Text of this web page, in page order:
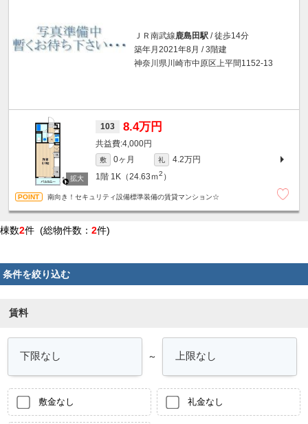
ＪＲ南武線鹿島田駅 / 徒歩14分
築年月2021年8月 / 3階建
神奈川県川崎市中原区上平間1152-13
103 8.4万円
4,000円
敷 0ヶ月 礼
4.2万円
1階 1K（24.63ｍ2 ）
南向き！セキュリティ設備標準装備の賃貸マンション☆
棟数2件 (総物件数： 2件)
条件を絞り込む
賃料
～
敷金なし 礼金なし